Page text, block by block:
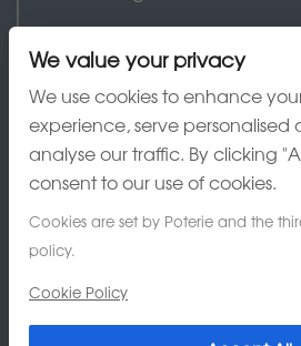
J'ai lu et accepte la charte de
We value your privacy
We use cookies to enhance
experience, serve personalised
analyse our traffic. By clicking
consent to our use of cookies.
Cookies are set by Poterie and the
policy.
Cookie Policy